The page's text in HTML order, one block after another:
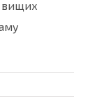
вищих